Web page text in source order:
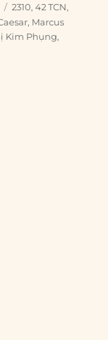
Tags
2310,42 TCN,
, Marcus
Kim Phụng,